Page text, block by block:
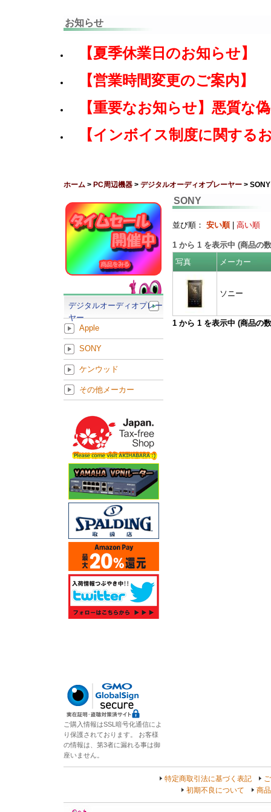
お知らせ
【夏季休業日のお知らせ】
【営業時間変更のご案内】
【重要なお知らせ】悪質な
【インボイス制度に関する
ホーム > PC周辺機器 > デジタルオーディオプレーヤー > SONY
SONY
並び順： 安い順| 高い順
1 から 1 を表示中 (商品の
写真
メーカー
ソニー
1 から 1 を表示中 (商品の
デジタルオーディオプレー
ヤー
Apple
SONY
ケンウッド
その他メーカー
ご購入情報はSSL暗号化通信によ
り保護されております。 お客様
の情報は、第3者に漏れる事は御
座いません。
特定商取引法に基づく表記
初期不良について
商